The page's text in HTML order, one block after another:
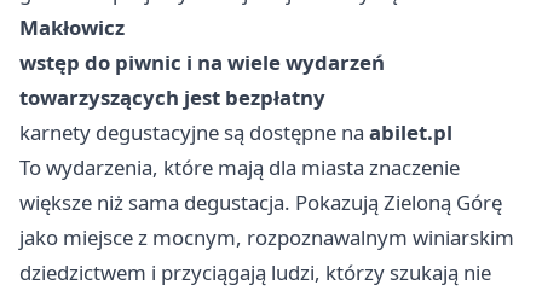
Makłowicz
wstęp do piwnic i na wiele wydarzeń
towarzyszących jest bezpłatny
karnety degustacyjne są dostępne na abilet.pl
To wydarzenia, które mają dla miasta znaczenie
większe niż sama degustacja. Pokazują Zieloną Górę
jako miejsce z mocnym, rozpoznawalnym winiarskim
dziedzictwem i przyciągają ludzi, którzy szukają nie